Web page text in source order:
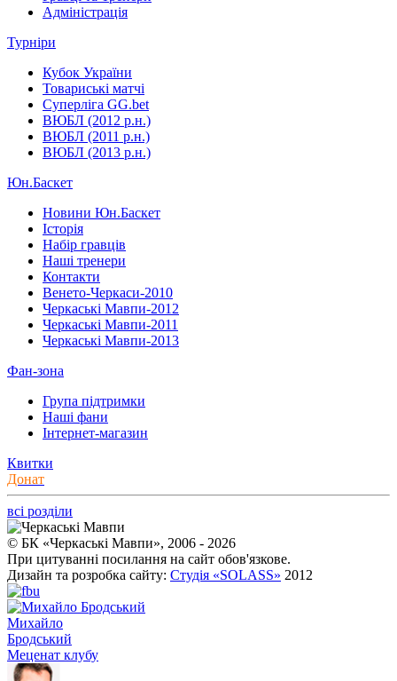
Адміністрація
Турніри
Кубок України
Товариські матчі
Суперліга GG.bet
ВЮБЛ (2012 р.н.)
ВЮБЛ (2011 р.н.)
ВЮБЛ (2013 р.н.)
Юн.Баскет
Новини Юн.Баскет
Історія
Набір гравців
Наші тренери
Контакти
Венето-Черкаси-2010
Черкаські Мавпи-2012
Черкаські Мавпи-2011
Черкаські Мавпи-2013
Фан-зона
Група підтримки
Наші фани
Інтернет-магазин
Квитки
Донат
всі розділи
© БК «Черкаські Мавпи», 2006 - 2026
При цитуванні посилання на сайт обов'язкове.
Дизайн та розробка сайту: Студія «SOLASS» 2012
Михайло
Бродський
Меценат клубу